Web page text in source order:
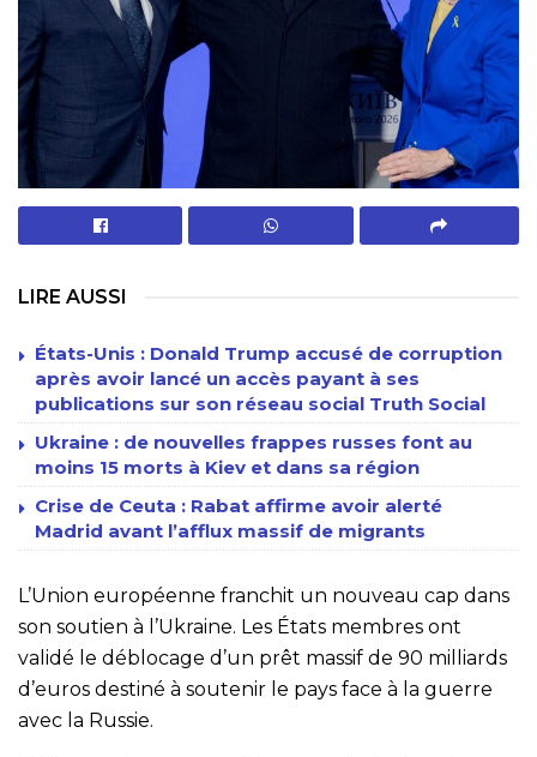
LIRE AUSSI
États-Unis : Donald Trump accusé de corruption
après avoir lancé un accès payant à ses
publications sur son réseau social Truth Social
Ukraine : de nouvelles frappes russes font au
moins 15 morts à Kiev et dans sa région
Crise de Ceuta : Rabat affirme avoir alerté
Madrid avant l’afflux massif de migrants
L’Union européenne franchit un nouveau cap dans
son soutien à l’Ukraine. Les États membres ont
validé le déblocage d’un prêt massif de 90 milliards
d’euros destiné à soutenir le pays face à la guerre
avec la Russie.